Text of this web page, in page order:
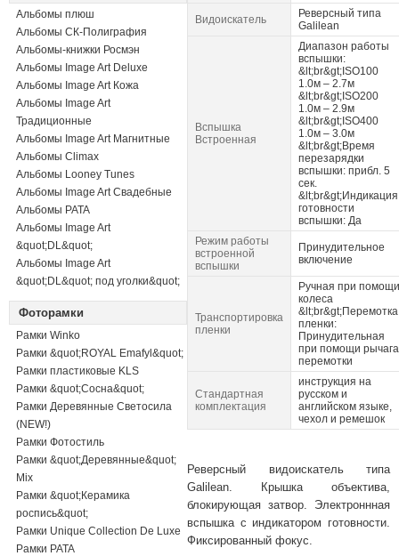
Альбомы плюш
Альбомы СК-Полиграфия
Альбомы-книжки Росмэн
Альбомы Image Art Deluxe
Альбомы Image Art Кожа
Альбомы Image Art
Традиционные
Альбомы Image Art Магнитные
Альбомы Climax
Альбомы Looney Tunes
Альбомы Image Art Свадебные
Альбомы PATA
Альбомы Image Art
&quot;DL&quot;
Альбомы Image Art
&quot;DL&quot; под уголки&quot;
Фоторамки
Рамки Winko
Рамки &quot;ROYAL Emafyl&quot;
Рамки пластиковые KLS
Рамки &quot;Сосна&quot;
Рамки Деревянные Светосила
(NEW!)
Рамки Фотостиль
Рамки &quot;Деревянные&quot;
Mix
Рамки &quot;Керамика
роспись&quot;
Рамки Unique Collection De Luxe
Рамки PATA
Видоискатель
Реверсный типа
Galilean
Вспышка
Встроенная
Диапазон работы
вспышки:
&lt;br&gt;ISO100
1.0м – 2.7м
&lt;br&gt;ISO200
1.0м – 2.9м
&lt;br&gt;ISO400
1.0м – 3.0м
&lt;br&gt;Время
перезарядки
вспышки: прибл. 5
сек.
&lt;br&gt;Индикация
готовности
вспышки: Да
Режим работы
встроенной
вспышки
Принудительное
включение
Транспортировка
пленки
Ручная при помощи
колеса
&lt;br&gt;Перемотка
пленки:
Принудительная
при помощи рычага
перемотки
Стандартная
комплектация
инструкция на
русском и
английском языке,
чехол и ремешок
Реверсный видоискатель типа
Galilean. Крышка объектива,
блокирующая затвор. Электроннная
вспышка с индикатором готовности.
Фиксированный фокус.